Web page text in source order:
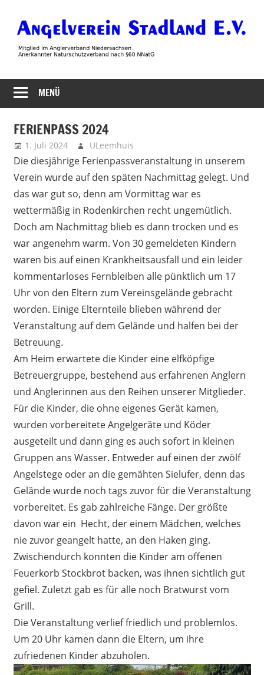
Inhalt
springen
Angelverein
Stadland
MENÜ
FERIENPASS 2024
1. Juli 2024 ULeemhuis
Die diesjährige Ferienpassveranstaltung in unserem
Verein wurde auf den späten Nachmittag gelegt. Und
das war gut so, denn am Vormittag war es
wettermäßig in Rodenkirchen recht ungemütlich.
Doch am Nachmittag blieb es dann trocken und es
war angenehm warm. Von 30 gemeldeten Kindern
waren bis auf einen Krankheitsausfall und ein leider
kommentarloses Fernbleiben alle pünktlich um 17
Uhr von den Eltern zum Vereinsgelände gebracht
worden. Einige Elternteile blieben während der
Veranstaltung auf dem Gelände und halfen bei der
Betreuung.
Am Heim erwartete die Kinder eine elfköpfige
Betreuergruppe, bestehend aus erfahrenen Anglern
und Anglerinnen aus den Reihen unserer Mitglieder.
Für die Kinder, die ohne eigenes Gerät kamen,
wurden vorbereitete Angelgeräte und Köder
ausgeteilt und dann ging es auch sofort in kleinen
Gruppen ans Wasser. Entweder auf einen der zwölf
Angelstege oder an die gemähten Sielufer, denn das
Gelände wurde noch tags zuvor für die Veranstaltung
vorbereitet. Es gab zahlreiche Fänge. Der größte
davon war ein Hecht, der einem Mädchen, welches
nie zuvor geangelt hatte, an den Haken ging.
Zwischendurch konnten die Kinder am offenen
Feuerkorb Stockbrot backen, was ihnen sichtlich gut
gefiel. Zuletzt gab es für alle noch Bratwurst vom
Grill.
Die Veranstaltung verlief friedlich und problemlos.
Um 20 Uhr kamen dann die Eltern, um ihre
zufriedenen Kinder abzuholen.